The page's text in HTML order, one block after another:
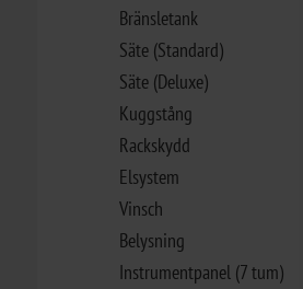
Bränsletank
Säte (Standard)
Säte (Deluxe)
Kuggstång
Rackskydd
Elsystem
Vinsch
Belysning
Instrumentpanel (7 tum)